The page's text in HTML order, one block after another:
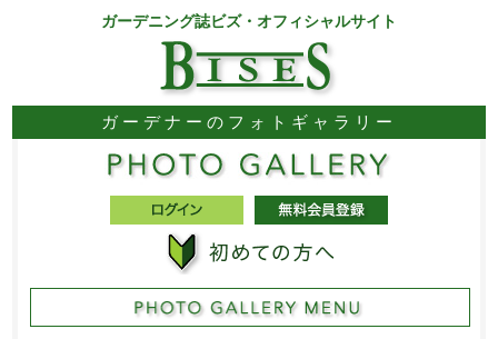
ガーデニング誌ビズ・オフィシャルサイト
ガーデナーのフォトギャラリー